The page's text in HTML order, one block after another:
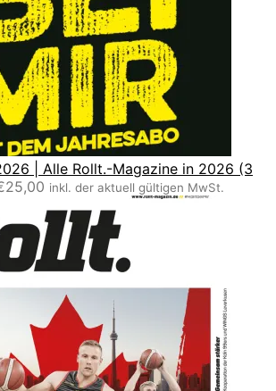
| Alle Rollt.-Magazine in 2026 (3
25,00 inkl. der aktuell gültigen MwSt.